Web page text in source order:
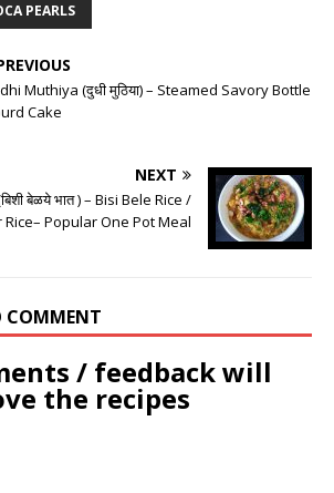
PEARLS
Muthiya (दुधी मुठिया) – Steamed Savory Bottle
Cake
NEXT
बेळये भात ) – Bisi Bele Rice /
Rice– Popular One Pot Meal
COMMENT
/ feedback will
the recipes